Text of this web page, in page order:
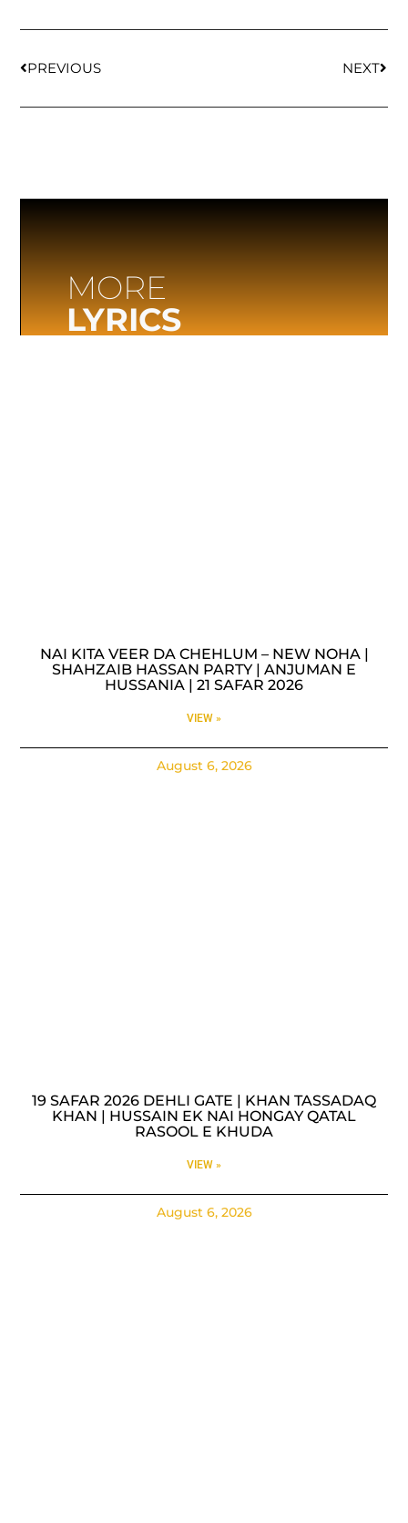
PREVIOUS NEXT
MORE
LYRICS
NAI KITA VEER DA CHEHLUM – NEW NOHA |
SHAHZAIB HASSAN PARTY | ANJUMAN E
HUSSANIA | 21 SAFAR 2026
VIEW »
August 6, 2026
19 SAFAR 2026 DEHLI GATE | KHAN TASSADAQ
KHAN | HUSSAIN EK NAI HONGAY QATAL
RASOOL E KHUDA
VIEW »
August 6, 2026